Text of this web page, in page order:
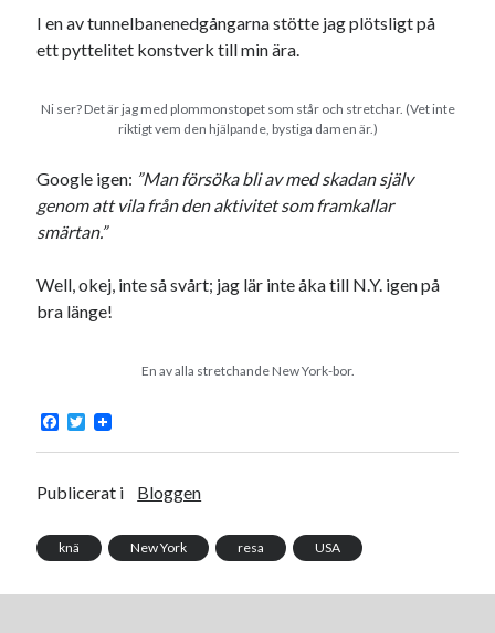
I en av tunnelbanenedgångarna stötte jag plötsligt på
ett pyttelitet konstverk till min ära.
Ni ser? Det är jag med plommonstopet som står och stretchar. (Vet inte
riktigt vem den hjälpande, bystiga damen är.)
Google igen: ”Man försöka bli av med skadan själv
genom att vila från den aktivitet som framkallar
smärtan.”
Well, okej, inte så svårt; jag lär inte åka till N.Y. igen på
bra länge!
En av alla stretchande New York-bor.
F
c
b
k
T
i
t
Publicerat i Bloggen
knä New York resa USA